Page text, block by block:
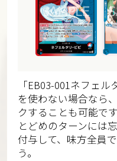
「EB03-001ネフェ
を使わない場合なら
クすることも可能です
とどめのターンには
付与して、味方全員
う。